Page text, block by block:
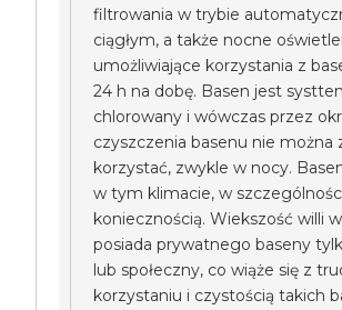
filtrowania w trybie
ciągłym, a także nocne
umożliwiające korzystania z
24 h na dobę. Basen jest
chlorowany i wówczas przez
czyszczenia basenu nie można
korzystać, zwykle w nocy.
w tym klimacie, w
koniecznością. Wiekszość willi
posiada prywatnego baseny
lub społeczny, co wiąże się z
korzystaniu i czystością takich